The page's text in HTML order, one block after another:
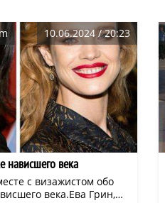
10.06.2024 / 20:23
века
с визажистом обо
века.Ева Грин,